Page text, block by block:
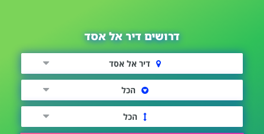
דרושים דיר אל אסד
דיר אל אסד
הכל
הכל